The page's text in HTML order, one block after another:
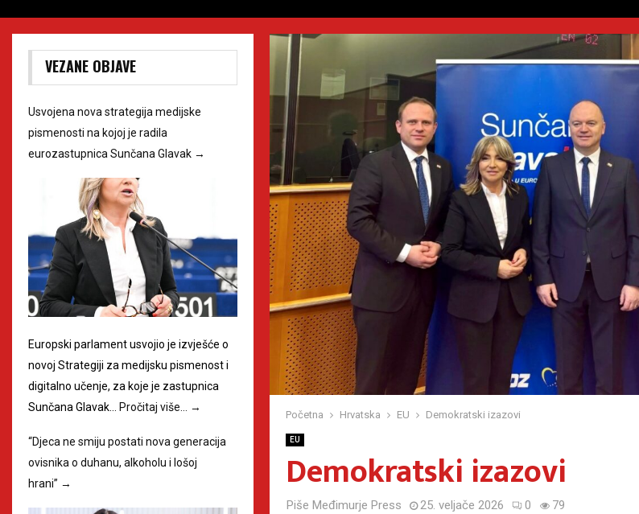
Početna Hrvatska EU Demokratski izazovi
EU
Demokratski izazovi
Piše Međimurje Press 25. veljače 2026 0 79
VEZANE OBJAVE
Usvojena nova strategija medijske
pismenosti na kojoj je radila
eurozastupnica Sunčana Glavak →
Europski parlament usvojio je izvješće o
novoj Strategiji za medijsku pismenost i
digitalno učenje, za koje je zastupnica
Sunčana Glavak… Pročitaj više… →
“Djeca ne smiju postati nova generacija
ovisnika o duhanu, alkoholu i lošoj
hrani” →